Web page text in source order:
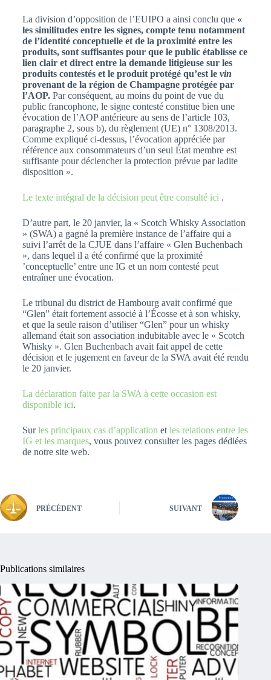
La division d’opposition de l’EUIPO a ainsi conclu que «
les similitudes entre les signes, compte tenu notamment
de l’identité conceptuelle et de la proximité entre les
produits, sont suffisantes pour que le public établisse ce
lien clair et direct entre la demande litigieuse sur les
produits contestés et le produit protégé qu’est le vin
provenant de la région de Champagne protégée par
l’AOP.Par conséquent, au moins du point de vue du
public francophone, le signe contesté constitue bien une
évocation de l’AOP antérieure au sens de l’article 103,
paragraphe 2, sous b), du règlement (UE) n° 1308/2013.
Comme expliqué ci-dessus, l’évocation appréciée par
référence aux consommateurs d’un seul État membre est
suffisante pour déclencher la protection prévue par ladite
disposition ».
Le texte intégral de la décision peut être consulté ici .
D’autre part, le 20 janvier, la « Scotch Whisky Association
» (SWA) a gagné la première instance de l’affaire qui a
suivi l’arrêt de la CJUE dans l’affaire « Glen Buchenbach
», dans lequel il a été confirmé que la proximité
’conceptuelle’ entre une IG et un nom contesté peut
entraîner une évocation.
Le tribunal du district de Hambourg avait confirmé que
“Glen” était fortement associé à l’Écosse et à son whisky,
et que la seule raison d’utiliser “Glen” pour un whisky
allemand était son association indubitable avec le « Scotch
Whisky ». Glen Buchenbach avait fait appel de cette
décision et le jugement en faveur de la SWA avait été rendu
le 20 janvier.
La déclaration faite par la SWA à cette occasion est
disponible ici.
Surles principaux cas d’application et les relations entre les
IG et les marques, vous pouvez consulter les pages dédiées
de notre site web.
PRÉCÉDENT SUIVANT
Publications similaires